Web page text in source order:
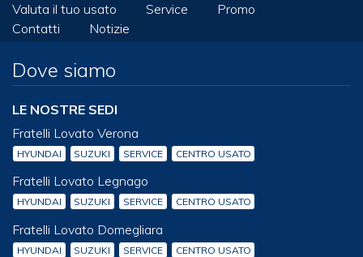
Valuta il tuo usato
Service
Promo
Contatti
Notizie
Dove siamo
LE NOSTRE SEDI
Fratelli Lovato Verona
HYUNDAI SUZUKI SERVICE CENTRO USATO
Fratelli Lovato Legnago
HYUNDAI SUZUKI SERVICE CENTRO USATO
Fratelli Lovato Domegliara
HYUNDAI SUZUKI SERVICE CENTRO USATO